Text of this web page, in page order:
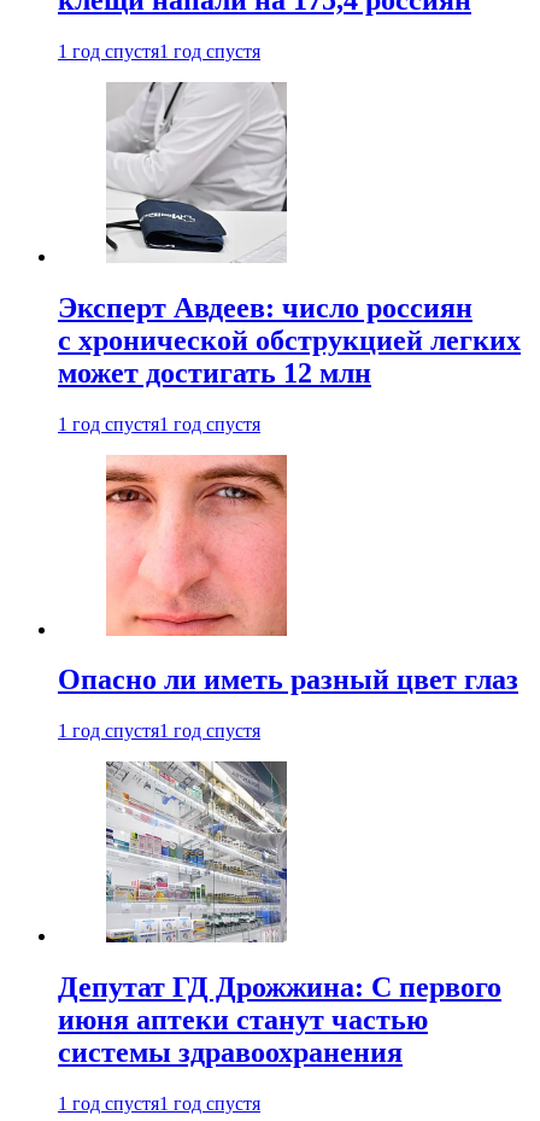
1 год спустя1 год спустя
Эксперт Авдеев: число россиян
с хронической обструкцией легких
может достигать 12 млн
1 год спустя1 год спустя
Опасно ли иметь разный цвет глаз
1 год спустя1 год спустя
Депутат ГД Дрожжина: С первого
июня аптеки станут частью
системы здравоохранения
1 год спустя1 год спустя